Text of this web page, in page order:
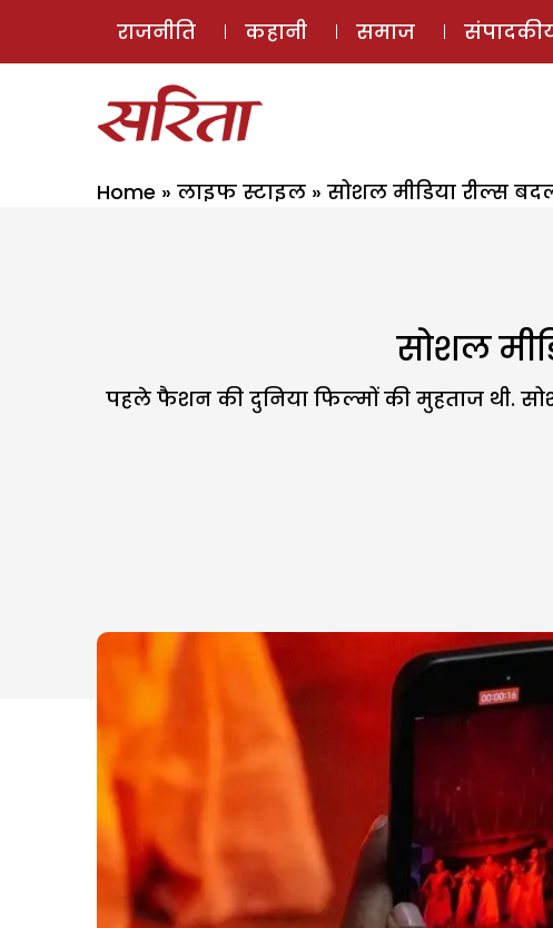
राजनीति कहानी समाज
Home » लाइफ स्टाइल » सोशल मीडिया रील्स
सोशल
पहले फैशन की दुनिया फिल्मों की मुहताज थी.